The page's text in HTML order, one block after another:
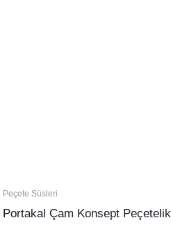
Peçete Süsleri
Portakal Çam Konsept Peçetelik